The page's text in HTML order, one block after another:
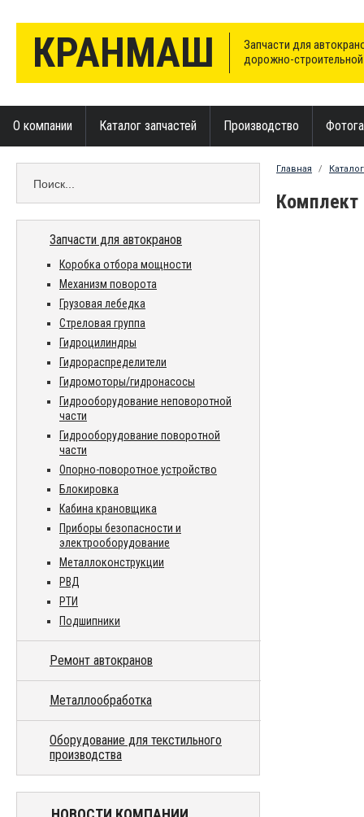
КРАНМАШ
Запчасти для
дорожно-строительной
О компании Каталог запчастей Производство
Запчасти для автокранов
Коробка отбора мощности
Механизм поворота
Грузовая лебедка
Стреловая группа
Гидроцилиндры
Гидрораспределители
Гидромоторы/гидронасосы
Гидрооборудование неповоротной
части
Гидрооборудование поворотной
части
Опорно-поворотное устройство
Блокировка
Кабина крановщика
Приборы безопасности и
электрооборудование
Металлоконструкции
РВД
РТИ
Подшипники
Ремонт автокранов
Металлообработка
Оборудование для текстильного
производства
Главная /